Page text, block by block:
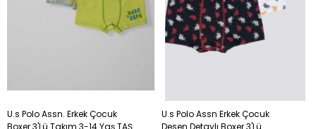
U.s Polo Assn. Erkek Çocuk
Boxer 3'Lü Takım 3-14 Yaş TAŞ
U.s Polo Assn Erkek Çocuk
Desen Detaylı Boxer 3'Lü